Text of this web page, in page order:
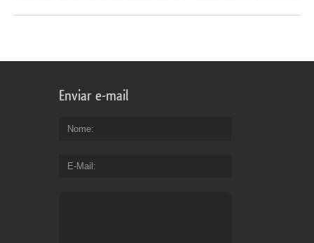
Enviar e-mail
Nome
E-Mail